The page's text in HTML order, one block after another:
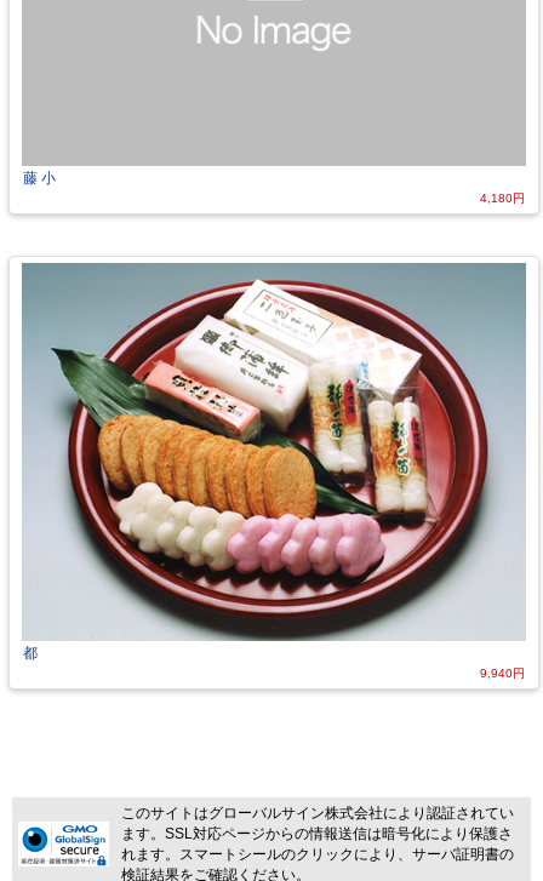
藤 小
4,180円
都
9,940円
このサイトはグローバルサイン株式会社により認証されてい
ます。SSL対応ページからの情報送信は暗号化により保護さ
れます。スマートシールのクリックにより、サーバ証明書の
検証結果をご確認ください。